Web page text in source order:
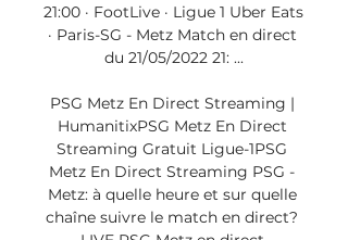
21:00 · FootLive · Ligue 1 Uber Eats
· Paris-SG - Metz Match en direct
du 21/05/2022 21: ...
PSG Metz En Direct Streaming |
HumanitixPSG Metz En Direct
Streaming Gratuit Ligue-1PSG
Metz En Direct Streaming PSG -
Metz: à quelle heure et sur quelle
chaîne suivre le match en direct?